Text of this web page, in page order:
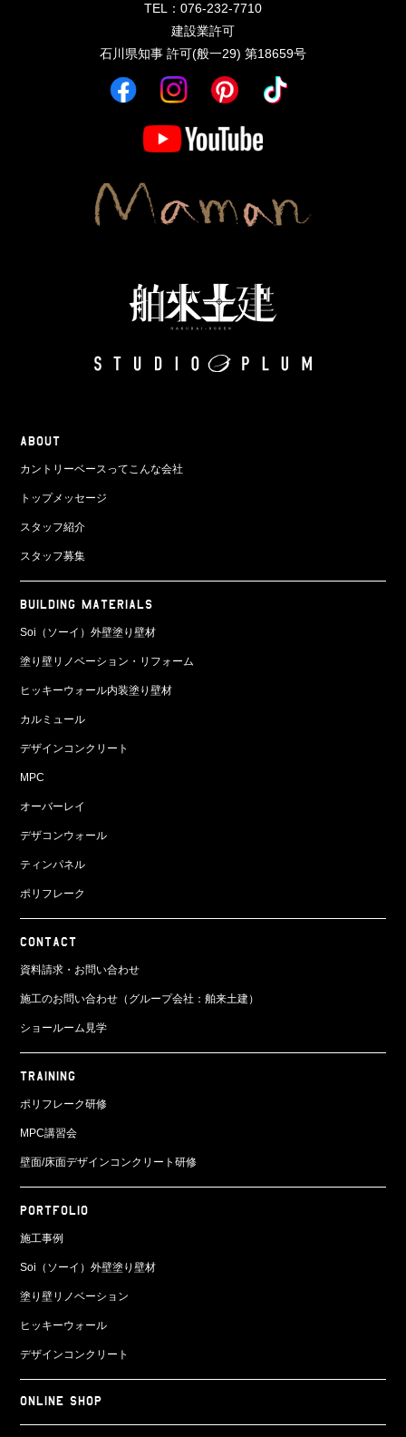
TEL：076-232-7710
建設業許可
石川県知事 許可(般一29) 第18659号
ABOUT
カントリーベースってこんな会社
トップメッセージ
スタッフ紹介
スタッフ募集
BUILDING MATERIALS
Soi（ソーイ）外壁塗り壁材
塗り壁リノベーション・リフォーム
ヒッキーウォール内装塗り壁材
カルミュール
デザインコンクリート
MPC
オーバーレイ
デザコンウォール
ティンパネル
ポリフレーク
CONTACT
資料請求・お問い合わせ
施工のお問い合わせ（グループ会社：舶来土建）
ショールーム見学
TRAINING
ポリフレーク研修
MPC講習会
壁面/床面デザインコンクリート研修
PORTFOLIO
施工事例
Soi（ソーイ）外壁塗り壁材
塗り壁リノベーション
ヒッキーウォール
デザインコンクリート
ONLINE SHOP